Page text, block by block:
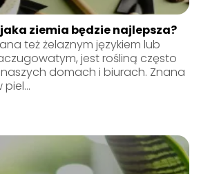
ziemia będzie najlepsza?
też żelaznym językiem lub
jest rośliną często
domach i biurach. Znana